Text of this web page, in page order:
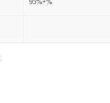
95%+%